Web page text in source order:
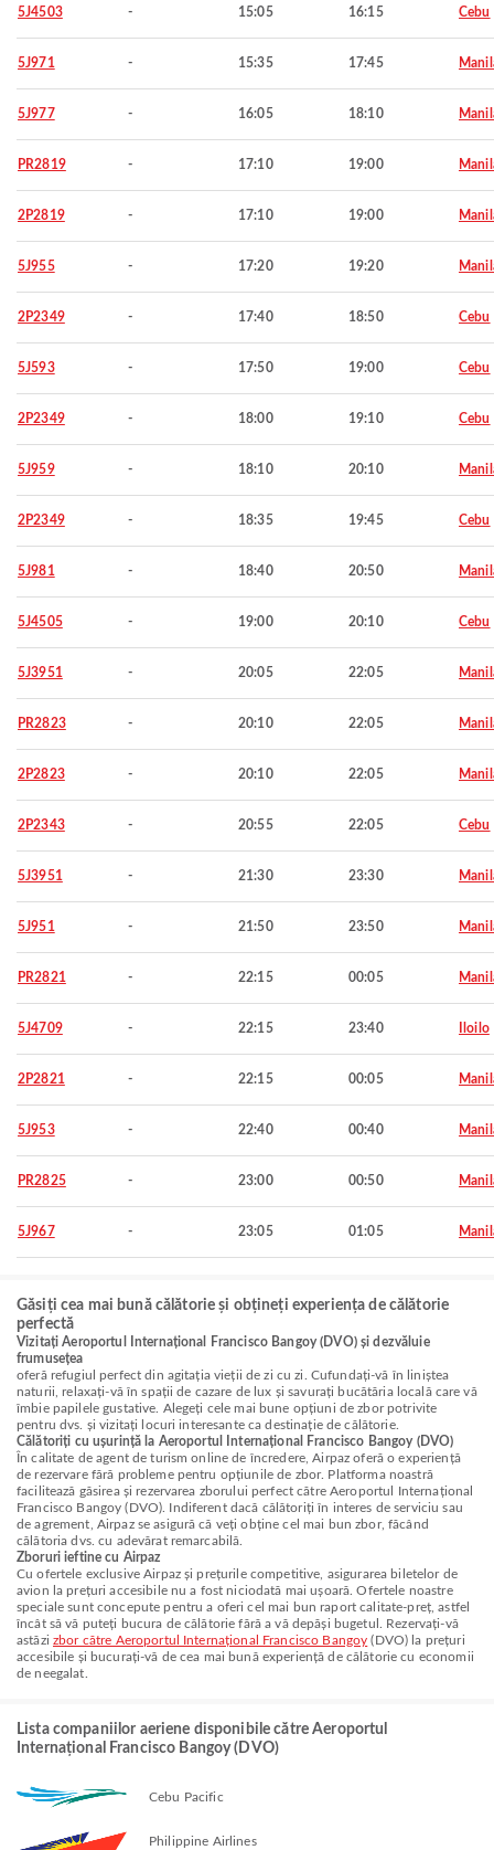
5J4503 - 15:05 16:15 Cebu
5J971 - 15:35 17:45
5J977 - 16:05 18:10
PR2819 - 17:10 19:00
2P2819 - 17:10 19:00
5J955 - 17:20 19:20
2P2349 - 17:40 18:50 Cebu
5J593 - 17:50 19:00 Cebu
2P2349 - 18:00 19:10 Cebu
5J959 - 18:10 20:10
2P2349 - 18:35 19:45 Cebu
5J981 - 18:40 20:50
5J4505 - 19:00 20:10 Cebu
5J3951 - 20:05 22:05
PR2823 - 20:10 22:05
2P2823 - 20:10 22:05
2P2343 - 20:55 22:05 Cebu
5J3951 - 21:30 23:30
5J951 - 21:50 23:50
PR2821 - 22:15 00:05
5J4709 - 22:15 23:40 Iloilo
2P2821 - 22:15 00:05
5J953 - 22:40 00:40
PR2825 - 23:00 00:50
5J967 - 23:05 01:05
Găsiți cea mai bună călătorie și obțineți experiența de călătorie
perfectă
Vizitați Aeroportul Internațional Francisco Bangoy (DVO) și dezvăluie
frumusețea
oferă refugiul perfect din agitația vieții de zi cu zi. Cufundați-vă în liniștea
naturii, relaxați-vă în spații de cazare de lux și savurați bucătăria locală care vă
îmbie papilele gustative. Alegeți cele mai bune opțiuni de zbor potrivite
pentru dvs. și vizitați locuri interesante ca destinație de călătorie.
Călătoriți cu ușurință la Aeroportul Internațional Francisco Bangoy (DVO)
În calitate de agent de turism online de încredere, Airpaz oferă o experiență
de rezervare fără probleme pentru opțiunile de zbor. Platforma noastră
facilitează găsirea și rezervarea zborului perfect către Aeroportul Internațional
Francisco Bangoy (DVO). Indiferent dacă călătoriți în interes de serviciu sau
de agrement, Airpaz se asigură că veți obține cel mai bun zbor, făcând
călătoria dvs. cu adevărat remarcabilă.
Zboruri ieftine cu Airpaz
Cu ofertele exclusive Airpaz și prețurile competitive, asigurarea biletelor de
avion la prețuri accesibile nu a fost niciodată mai ușoară. Ofertele noastre
speciale sunt concepute pentru a oferi cel mai bun raport calitate-preț, astfel
încât să vă puteți bucura de călătorie fără a vă depăși bugetul. Rezervați-vă
astăzi zbor către Aeroportul Internațional Francisco Bangoy (DVO) la prețuri
accesibile și bucurați-vă de cea mai bună experiență de călătorie cu economii
de neegalat.
Lista companiilor aeriene disponibile către Aeroportul
Internațional Francisco Bangoy (DVO)
Cebu Pacific
Philippine Airlines